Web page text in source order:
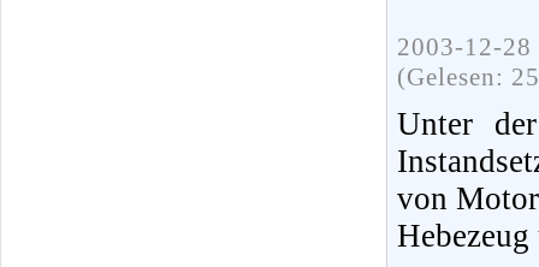
2003-12-
(Gelesen:
Unter
von